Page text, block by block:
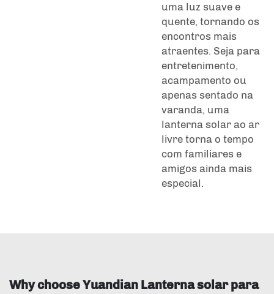
uma luz suave e
quente, tornando os
encontros mais
atraentes. Seja para
entretenimento,
acampamento ou
apenas sentado na
varanda, uma
lanterna solar ao ar
livre torna o tempo
com familiares e
amigos ainda mais
especial.
Why choose Yuandian Lanterna solar para